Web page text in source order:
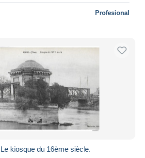
Profesional
kiosque du 16ème siècle.